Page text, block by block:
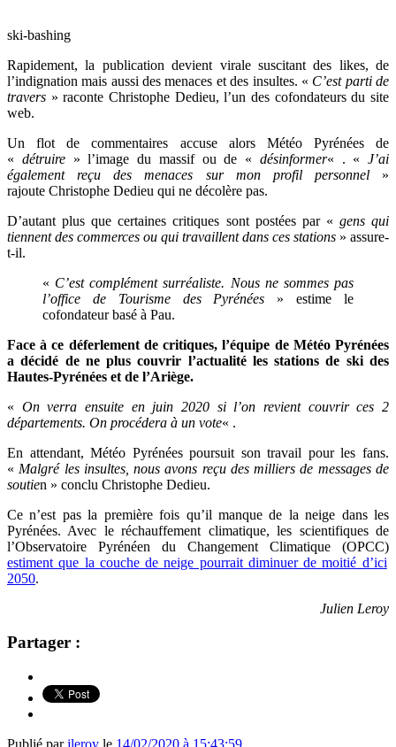
ski-bashing
Rapidement, la publication devient virale suscitant des likes, de
l’indignation mais aussi des menaces et des insultes. « C’est parti de
travers » raconte Christophe Dedieu, l’un des cofondateurs du site
web.
Un flot de commentaires accuse alors Météo Pyrénées de
« détruire» l’image du massif ou de « désinformer« . « J’ai
également reçu des menaces sur mon profil personnel»
rajoute Christophe Dedieu qui ne décolère pas.
D’autant plus que certaines critiques sont postées par « gens qui
tiennent des commerces ou qui travaillent dans ces stations » assure-
t-il.
« C’est complément surréaliste. Nous ne sommes pas
l’office de Tourisme des Pyrénées » estime le
cofondateur basé à Pau.
Face à ce déferlement de critiques, l’équipe de Météo Pyrénées
a décidé de ne plus couvrir l’actualité les stations de ski des
Hautes-Pyrénées et de l’Ariège.
« On verra ensuite en juin 2020 si l’on revient couvrir ces 2
départements. On procédera à un vote« .
En attendant,Météo Pyrénées poursuit son travail pour les fans.
« Malgré les insultes, nous avons reçu des milliers de messages de
soutien » conclu Christophe Dedieu.
Ce n’est pas la première fois qu’il manque de la neige dans les
Pyrénées. Avec leréchauffement climatique, les scientifiques de
l’Observatoire Pyrénéen du Changement Climatique (OPCC)
estiment que la couche de neige pourrait diminuer de moitié d’ici
2050.
Julien Leroy
Partager :
Publié parjleroy le 14/02/2020 à 15:43:59